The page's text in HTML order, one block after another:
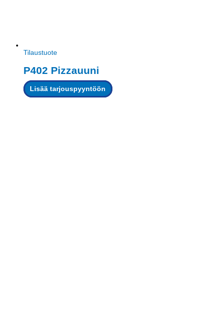
Tilaustuote
P402 Pizzauuni
Lisää tarjouspyyntöön